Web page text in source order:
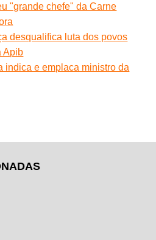
"grande chefe" da Carne
desqualifica luta dos povos
Apib
indica e emplaca ministro da